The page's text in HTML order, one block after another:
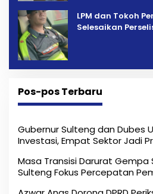
LPM dan Tokoh
Selesaikan
Pos-pos Terbaru
Gubernur Sulteng dan Dubes
Investasi, Empat Sektor Jadi
Masa Transisi Darurat Gempa
Sulteng Fokus Percepatan